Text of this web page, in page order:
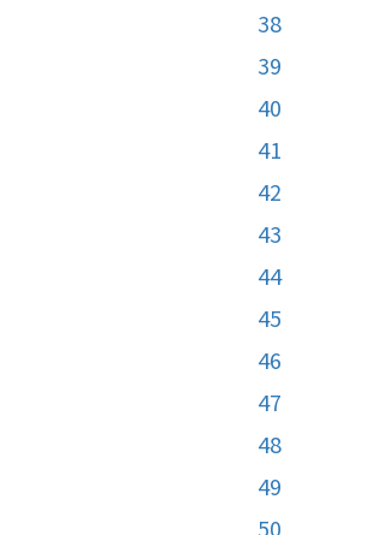
38
39
40
41
42
43
44
45
46
47
48
49
50